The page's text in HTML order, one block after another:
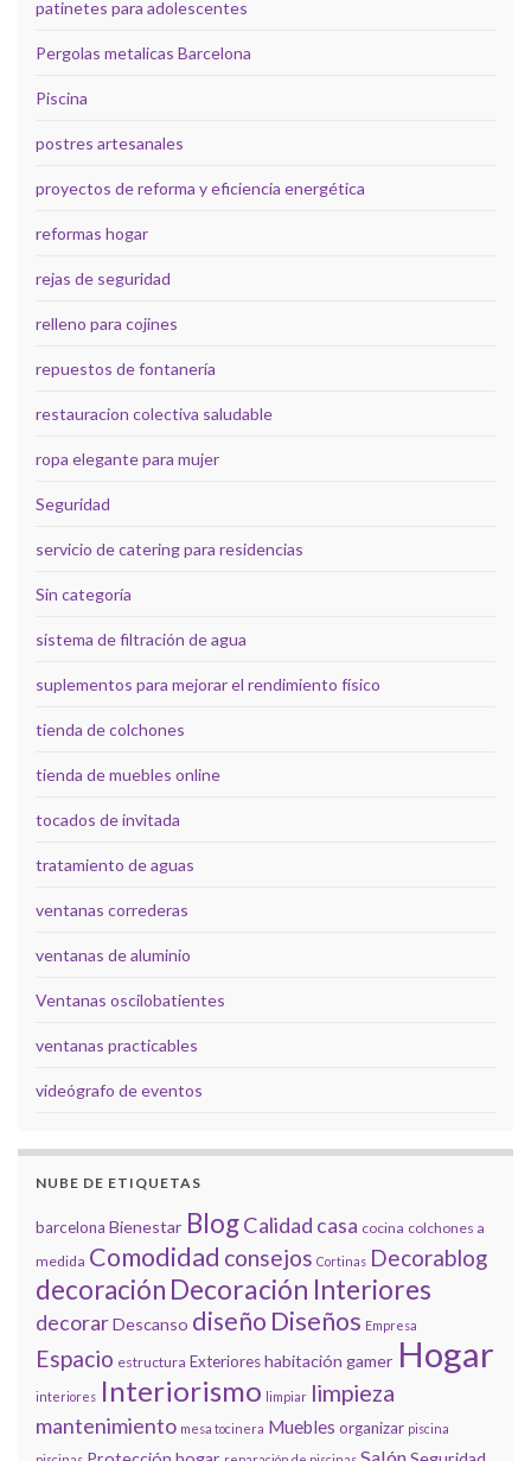
patinetes para adolescentes
Pergolas metalicas Barcelona
Piscina
postres artesanales
proyectos de reforma y eficiencia energética
reformas hogar
rejas de seguridad
relleno para cojines
repuestos de fontanería
restauracion colectiva saludable
ropa elegante para mujer
Seguridad
servicio de catering para residencias
Sin categoría
sistema de filtración de agua
suplementos para mejorar el rendimiento físico
tienda de colchones
tienda de muebles online
tocados de invitada
tratamiento de aguas
ventanas correderas
ventanas de aluminio
Ventanas oscilobatientes
ventanas practicables
videógrafo de eventos
NUBE DE ETIQUETAS
barcelona Bienestar BlogCalidad casa cocina colchones a
medida Comodidad consejos Cortinas Decorablog
decoración Decoración Interiores
decorarDescanso diseño Diseños Empresa
Espacio estructura Exterioreshabitación gamer Hogar
interiores Interiorismo limpiar limpieza
mantenimiento mesa tocinera Muebles organizar piscina